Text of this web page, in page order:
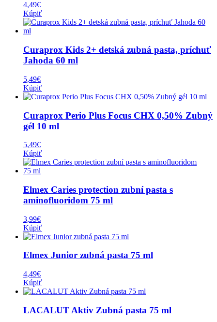
4,49€
Kúpiť
Curaprox Kids 2+ detská zubná pasta, príchuť
Jahoda 60 ml
5,49€
Kúpiť
Curaprox Perio Plus Focus CHX 0,50% Zubný
gél 10 ml
5,49€
Kúpiť
Elmex Caries protection zubní pasta s
aminofluoridom 75 ml
3,99€
Kúpiť
Elmex Junior zubná pasta 75 ml
4,49€
Kúpiť
LACALUT Aktiv Zubná pasta 75 ml